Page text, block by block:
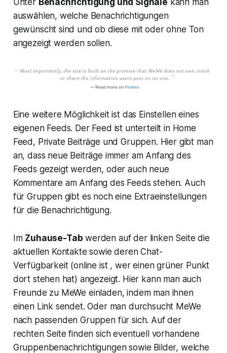
Unter Benachrichtigung und Signale kann man
auswählen, welche Benachrichtigungen
gewünscht sind und ob diese mit oder ohne Ton
angezeigt werden sollen.
Eine weitere Möglichkeit ist das Einstellen eines
eigenen Feeds. Der Feed ist unterteilt in Home
Feed, Private Beiträge und Gruppen. Hier gibt man
an, dass neue Beiträge immer am Anfang des
Feeds gezeigt werden, oder auch neue
Kommentare am Anfang des Feeds stehen. Auch
für Gruppen gibt es noch eine Extraeinstellungen
für die Benachrichtigung.
Im Zuhause-Tab werden auf der linken Seite die
aktuellen Kontakte sowie deren Chat-
Verfügbarkeit (online ist , wer einen grüner Punkt
dort stehen hat) angezeigt. Hier kann man auch
Freunde zu MeWe einladen, indem man ihnen
einen Link sendet. Oder man durchsucht MeWe
nach passenden Gruppen für sich. Auf der
rechten Seite finden sich eventuell vorhandene
Gruppenbenachrichtigungen sowie Bilder, welche